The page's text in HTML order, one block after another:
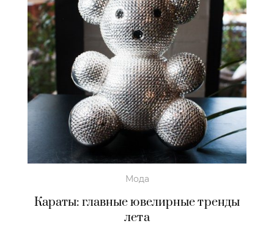
Мода
Караты: главные ювелирные тренды
лета